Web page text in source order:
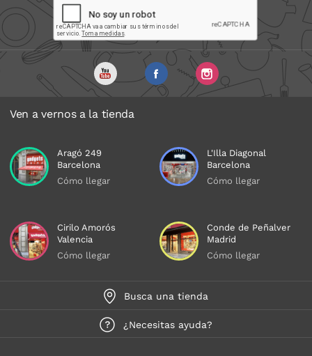
Ven a vernos a la tienda
Aragó 249
Barcelona
Cómo llegar
L'Illa Diagonal
Barcelona
Cómo llegar
Cirilo Amorós
Valencia
Cómo llegar
Conde de Peñalver
Madrid
Cómo llegar
Busca una tienda
¿Necesitas ayuda?